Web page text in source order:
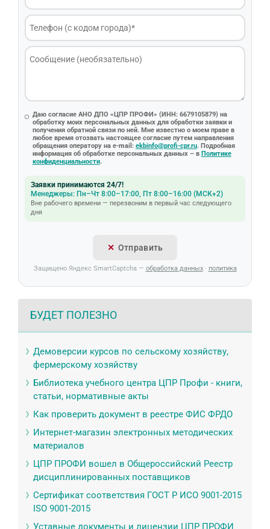
Даю согласие АНО ДПО «ЦПР ПРОФИ» (ИНН: 6679105879) на
обработку моих персональных данных для обработки заявки и
получения обратной связи по ней. Мне известно о моем праве в
любое время отозвать настоящее согласие путем направления
обращения оператору на e-mail: ekbinfo@profi-cpr.ru. Подробная
информация об обработке персональных данных – в Политике
конфиденциальности.
Заявки принимаются 24/7!
Менеджеры: Пн–Чт 8:00–17:00, Пт 8:00–16:00 (МСК+2)
Вне рабочего времени — перезвоним в первый час следующего
дня
Отправить
Защищено Яндекс SmartCaptcha — обработка данных· политика
БУДЕТ ПОЛЕЗНО
Демоверсии курсов по сельскому хозяйству,
фермерскому хозяйству
Библиотека учебного центра ЦПР Профи - книги,
статьи, нормативные акты
Как проверить документ в реестре ФИС ФРДО
Интернет-магазин электронных методических
материалов
ЦПР ПРОФИ вошел в Общероссийский Реестр
дисциплинированных поставщиков
Сертификат соответствия ГОСТ Р ИСО 9001-2015
ISO 9001-2015
Уставные документы и лицензии ЦПР ПРОФИ